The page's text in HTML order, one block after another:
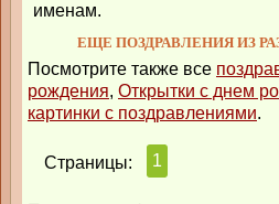
именам.
ЕЩЕ ПОЗДРАВЛЕНИЯ ИЗ
Посмотрите также все
рождения, Открытки с днем
картинки с поздравлениями.
Страницы: 1